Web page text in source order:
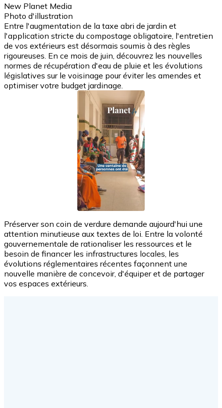
New Planet Media
Photo d'illustration
Entre l'augmentation de la taxe abri de jardin et
l'application stricte du compostage obligatoire, l'entretien
de vos extérieurs est désormais soumis à des règles
rigoureuses. En ce mois de juin, découvrez les nouvelles
normes de récupération d'eau de pluie et les évolutions
législatives sur le voisinage pour éviter les amendes et
optimiser votre budget jardinage.
Préserver son coin de verdure demande aujourd'hui une
attention minutieuse aux textes de loi. Entre la volonté
gouvernementale de rationaliser les ressources et le
besoin de financer les infrastructures locales, les
évolutions réglementaires récentes façonnent une
nouvelle manière de concevoir, d'équiper et de partager
vos espaces extérieurs.